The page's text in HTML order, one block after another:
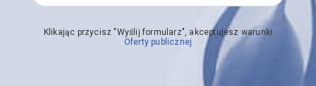
Klikając przycisz "Wyślij formularz", akceptujesz warunki
Oferty publicznej